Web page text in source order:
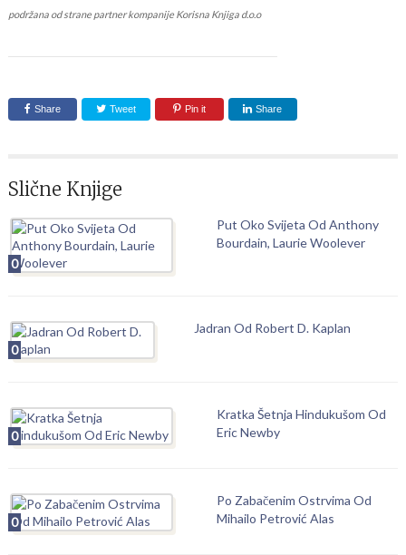
podržana od strane partner kompanije Korisna Knjiga d.o.o
Share Tweet Pin it Share
Slične Knjige
0
Put Oko Svijeta Od Anthony
Bourdain, Laurie Woolever
0
Jadran Od Robert D. Kaplan
0
Kratka Šetnja Hindukušom Od
Eric Newby
0
Po Zabačenim Ostrvima Od
Mihailo Petrović Alas